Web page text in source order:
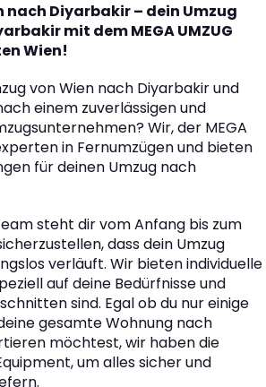
nach Diyarbakir – dein Umzug
mit dem MEGA UMZUG
Wien!
von Wien nach Diyarbakir und
einem zuverlässigen und
Wir, der MEGA
in Fernumzügen und bieten
für deinen Umzug nach
steht dir vom Anfang bis zum
dass dein Umzug
verläuft. Wir bieten individuelle
auf deine Bedürfnisse und
sind. Egal ob du nur einige
gesamte Wohnung nach
möchtest, wir haben die
um alles sicher und